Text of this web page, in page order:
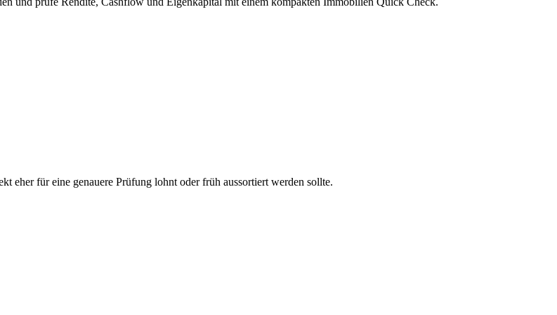
eher für eine genauere Prüfung lohnt oder früh aussortiert werden sollte.